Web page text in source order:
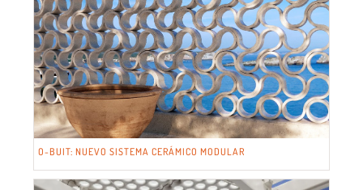
O-BUIT: NUEVO SISTEMA CERÁMICO MODULAR